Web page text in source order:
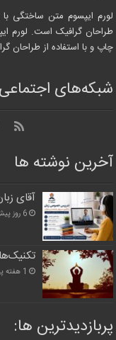
لورم ایپسوم متن ساختگی
طراحان گرافیک است. لورم
چاپ و با استفاده از طراحان
شبکه‌های
آخرین نوشته ها
آقای
6 روز پیش
1 هفته پیش
پربازدیدترین‌ ها: